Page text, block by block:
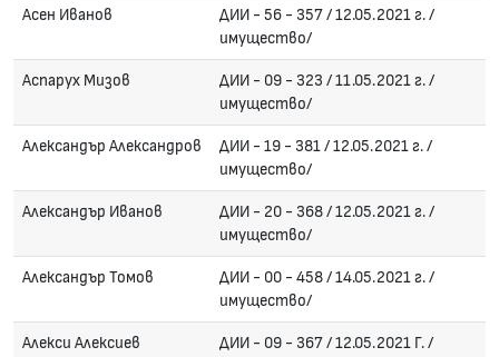
Асен Иванов
ДИИ - 56 - 357 / 12.05.2021 г. /
имущество/
Аспарух Мизов
ДИИ - 09 - 323 / 11.05.2021 г. /
имущество/
Александър Александров
ДИИ - 19 - 381 / 12.05.2021 г. /
имущество/
Александър Иванов
ДИИ - 20 - 368 / 12.05.2021 г. /
имущество/
Александър Томов
ДИИ - 00 - 458 / 14.05.2021 г. /
имущество/
Алекси Алексиев
ДИИ - 09 - 367 / 12.05.2021 Г. /